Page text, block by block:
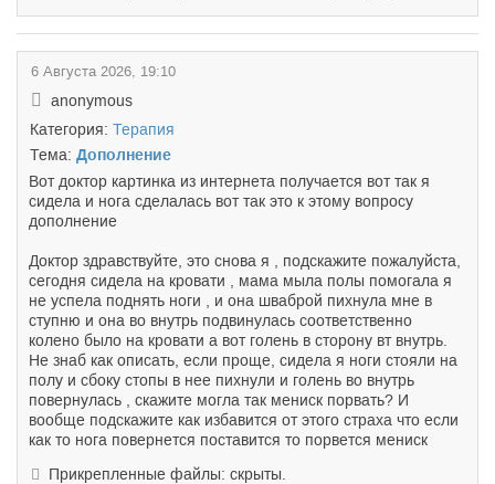
6 Августа 2026, 19:10
anonymous
Категория: Терапия
Тема: Дополнение
Вот доктор картинка из интернета получается вот так я
сидела и нога сделалась вот так это к этому вопросу
дополнение
Доктор здравствуйте, это снова я , подскажите пожалуйста,
сегодня сидела на кровати , мама мыла полы помогала я
не успела поднять ноги , и она шваброй пихнула мне в
ступню и она во внутрь подвинулась соответственно
колено было на кровати а вот голень в сторону вт внутрь.
Не знаб как описать, если проще, сидела я ноги стояли на
полу и сбоку стопы в нее пихнули и голень во внутрь
повернулась , скажите могла так мениск порвать? И
вообще подскажите как избавится от этого страха что если
как то нога повернется поставится то порвется мениск
Прикрепленные файлы: скрыты.